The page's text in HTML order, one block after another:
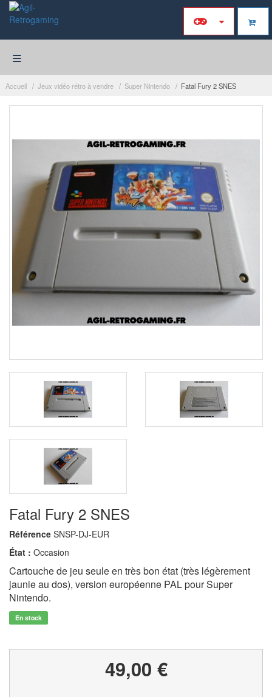
≡
Accueil Jeux vidéo rétro à vendre Super Nintendo Fatal Fury 2 SNES
Fatal Fury 2 SNES
Référence SNSP-DJ-EUR
État : Occasion
Cartouche de jeu seule en très bon état (très légèrement
jaunie au dos), version européenne PAL pour Super
Nintendo.
En stock
49,00 €